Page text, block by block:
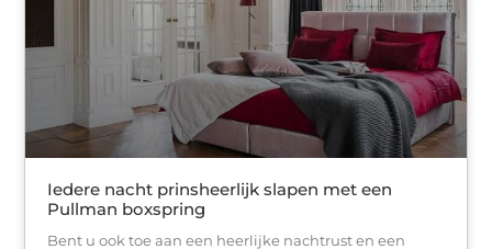
Iedere nacht prinsheerlijk slapen met een
Pullman boxspring
Bent u ook toe aan een heerlijke nachtrust en een